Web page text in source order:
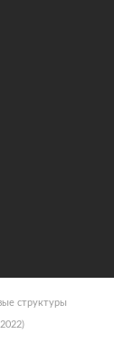
структуры